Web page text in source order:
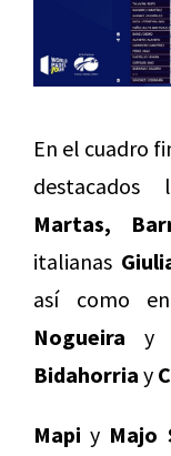
En el cuadro
Martas,
italianas
así como
Nogueira y
Bidahorria y
Mapi y Majo